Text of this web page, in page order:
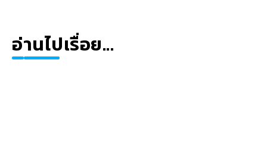
อ่านไปเรื่อย...